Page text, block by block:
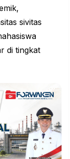
sivitas
di tingkat